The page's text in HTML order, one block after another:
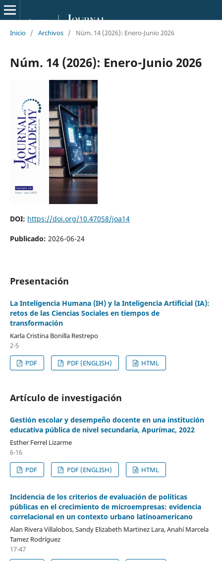
Inicio / Archivos / Núm. 14 (2026): Enero-Junio 2026
Núm. 14 (2026): Enero-Junio 2026
DOI: https://doi.org/10.47058/joa14
Publicado: 2026-06-24
Presentación
La Inteligencia Humana (IH) y la Inteligencia Artificial (IA):
retos de las Ciencias Sociales en tiempos de
transformación
Karla Cristina Bonilla Restrepo
2-5
PDF
PDF (ENGLISH) HTML
Artículo de investigación
Gestión escolar y desempeño docente en una institución
educativa pública de nivel secundaria, Apurímac, 2022
Esther Ferrel Lizarme
6-16
PDF
PDF (ENGLISH) HTML
Incidencia de los criterios de evaluación de políticas
públicas en el crecimiento de microempresas: evidencia
correlacional en un contexto urbano latinoamericano
Alan Rivera Villalobos, Sandy Elizabeth Martinez Lara, Anahí Marcela
Tamez Rodríguez
17-47